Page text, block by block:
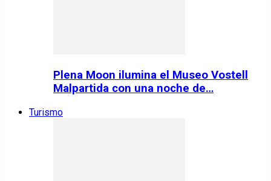
Plena Moon ilumina el Museo Vostell
Malpartida con una noche de…
Turismo